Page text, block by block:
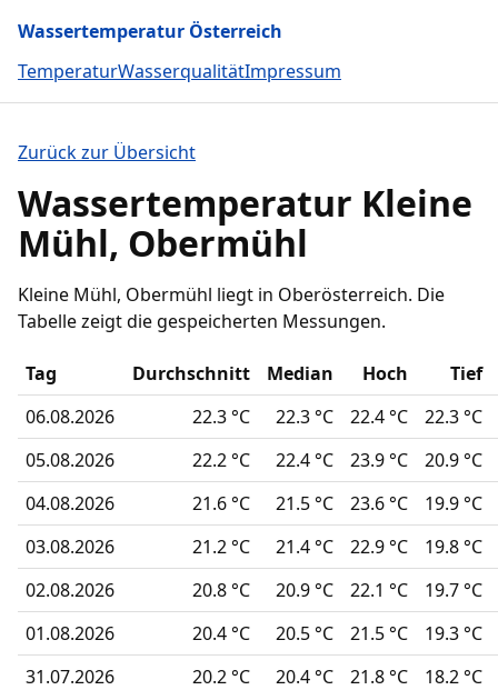
Wassertemperatur Österreich
TemperaturWasserqualitätImpressum
Zurück zur Übersicht
Wassertemperatur Kleine
Mühl, Obermühl
Kleine Mühl, Obermühl liegt in Oberösterreich. Die
Tabelle zeigt die gespeicherten Messungen.
Tag Durchschnitt Median Hoch
Tief
06.08.2026
22.3 °C 22.3 °C 22.4 °C
22.3 °C
05.08.2026
22.2 °C 22.4 °C 23.9 °C
20.9 °C
04.08.2026
21.6 °C 21.5 °C 23.6 °C
19.9 °C
03.08.2026
21.2 °C 21.4 °C 22.9 °C
19.8 °C
02.08.2026
20.8 °C 20.9 °C 22.1 °C
19.7 °C
01.08.2026
20.4 °C 20.5 °C 21.5 °C
19.3 °C
31.07.2026
20.2 °C 20.4 °C 21.8 °C
18.2 °C